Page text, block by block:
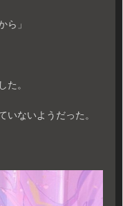
ら」
た。
いないようだった。